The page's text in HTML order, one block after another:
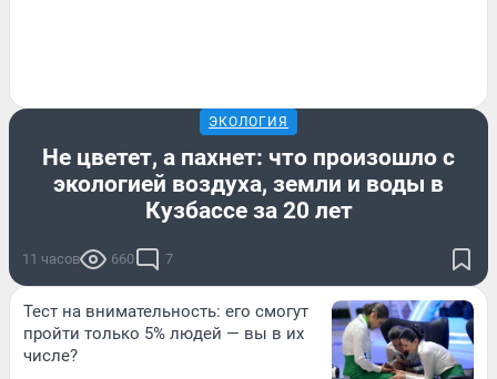
ЭКОЛОГИЯ
Не цветет, а пахнет: что произошло с
экологией воздуха, земли и воды в
Кузбассе за 20 лет
11 часов 660 7
Тест на внимательность: его смогут
пройти только 5% людей — вы в их
числе?